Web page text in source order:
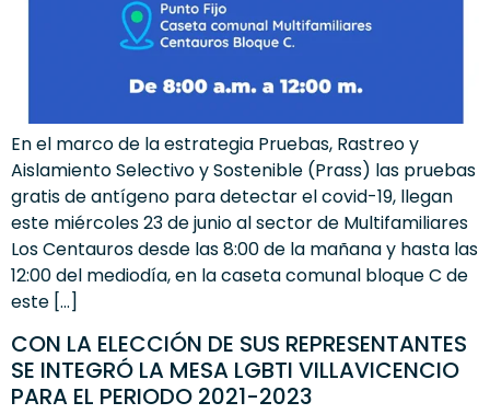
En el marco de la estrategia Pruebas, Rastreo y
Aislamiento Selectivo y Sostenible (Prass) las pruebas
gratis de antígeno para detectar el covid-19, llegan
este miércoles 23 de junio al sector de Multifamiliares
Los Centauros desde las 8:00 de la mañana y hasta las
12:00 del mediodía, en la caseta comunal bloque C de
este […]
CON LA ELECCIÓN DE SUS REPRESENTANTES
SE INTEGRÓ LA MESA LGBTI VILLAVICENCIO
PARA EL PERIODO 2021-2023